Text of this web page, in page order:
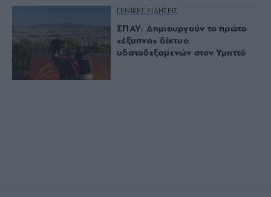
ΓΕΝΙΚΕΣ ΕΙΔΗΣΕΙΣ
ΣΠΑΥ: Δημιουργούν το πρώτο
«έξυπνο» δίκτυο
υδατοδεξαμενών στον Υμηττό